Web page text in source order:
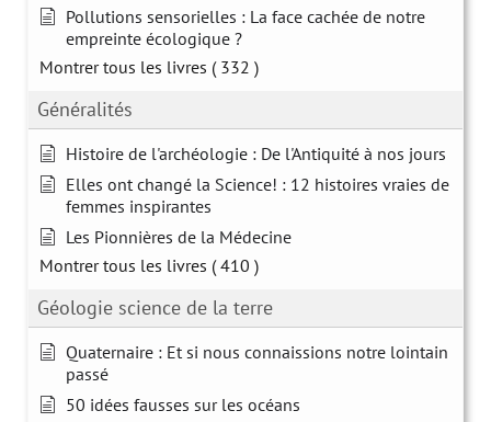
Pollutions sensorielles : La face cachée de notre
empreinte écologique ?
Montrer tous les livres ( 332 )
Généralités
Histoire de l'archéologie : De l'Antiquité à nos jours
Elles ont changé la Science! : 12 histoires vraies de
femmes inspirantes
Les Pionnières de la Médecine
Montrer tous les livres ( 410 )
Géologie science de la terre
Quaternaire : Et si nous connaissions notre lointain
passé
50 idées fausses sur les océans